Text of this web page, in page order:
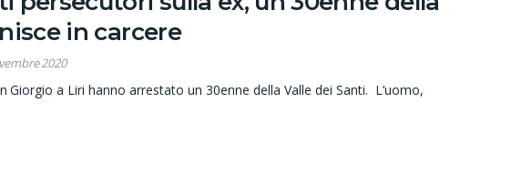
in carcere
2020
Giorgio a Liri hanno arrestato un 30enne della Valle dei Santi. L’uomo,